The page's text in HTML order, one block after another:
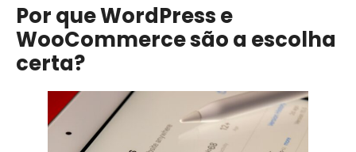
Por que WordPress e
WooCommerce são a escolha
certa?